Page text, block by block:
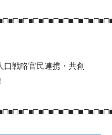
口戦略官民連携・共創